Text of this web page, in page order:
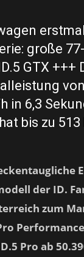
große
GTX
in 6,3
bis zu
der ID.
zum
Pro ab